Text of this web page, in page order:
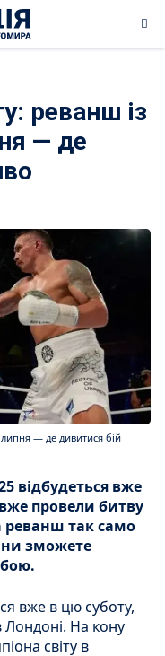
реванш із
— де
— де дивитися бій
відбудеться вже
провели битву
реванш так само
зможете
бою.
вже в цю суботу,
Лондоні. На кону
світу в